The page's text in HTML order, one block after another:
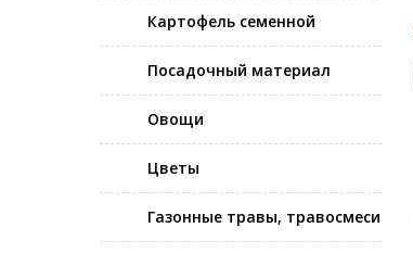
Картофель семенной
Посадочный материал
Овощи
Цветы
Газонные травы, травосмеси